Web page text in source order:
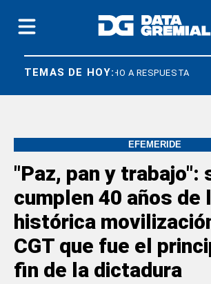
TEMAS DE HOY:
DERECHO A RESPUESTA
EFEMÉRIDE
"Paz, pan y trabajo":
cumplen 40 años de
histórica
CGT que fue el
fin de la dictadura